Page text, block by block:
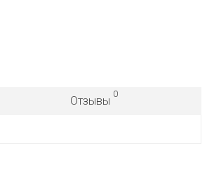
Отзывы
0